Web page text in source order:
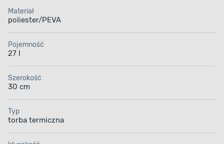
Materiał
poliester/PEVA
Pojemność
27 l
Szerokość
30 cm
Typ
torba termiczna